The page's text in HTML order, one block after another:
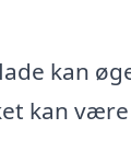
kan
kan